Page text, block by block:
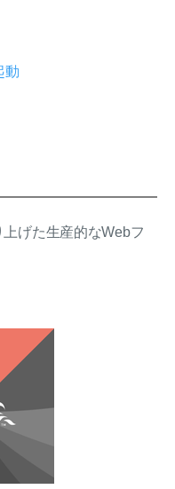
動
げた生産的なWebフ